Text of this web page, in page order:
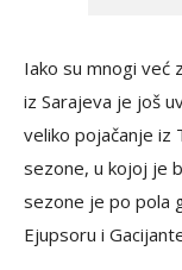
Iako su mnogi već
iz Sarajeva je još
veliko pojačanje iz
sezone, u kojoj je
sezone je po pola
Ejupsoru i